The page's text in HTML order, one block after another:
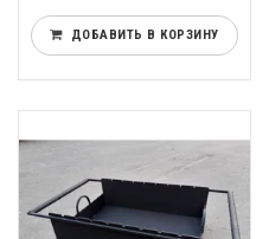
ДОБАВИТЬ В КОРЗИНУ